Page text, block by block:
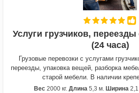
Услуги грузчиков,
(24 часа)
Грузовые перевозки с услугами
переезды, упаковка вещей, разборка
старой мебели. В наличии
Вес 2000 кг. Длина 5,3 м. Ширина